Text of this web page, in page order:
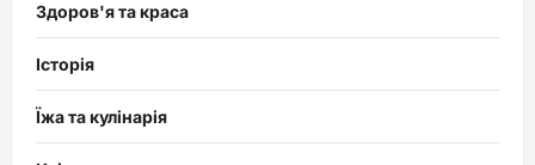
Здоров'я та краса
Історія
Їжа та кулінарія